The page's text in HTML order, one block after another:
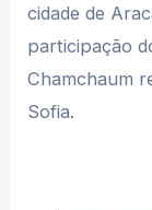
cidade de
participação
Chamchaum
Sofia.